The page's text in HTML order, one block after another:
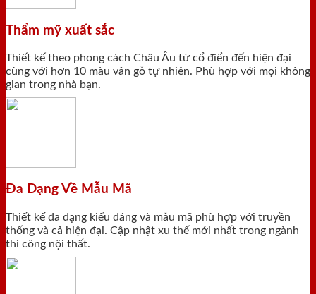
Thẩm mỹ xuất sắc
Thiết kế theo phong cách Châu Âu từ cổ điển đến hiện đại
cùng với hơn 10 màu vân gỗ tự nhiên. Phù hợp với mọi không
gian trong nhà bạn.
Đa Dạng Về Mẫu Mã
Thiết kế đa dạng kiểu dáng và mẫu mã phù hợp với truyền
thống và cả hiện đại. Cập nhật xu thế mới nhất trong ngành
thi công nội thất.